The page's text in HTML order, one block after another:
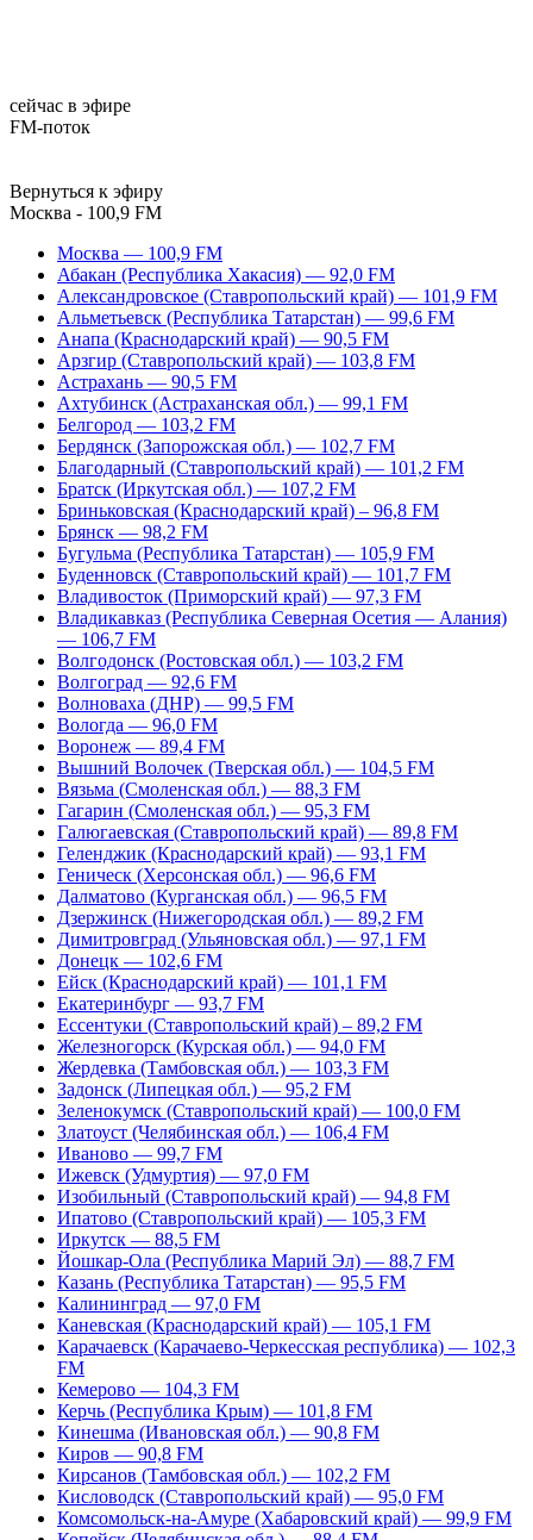
сейчас в эфире
FM-поток
Вернуться к эфиру
Москва - 100,9 FM
Москва — 100,9 FM
Абакан (Республика Хакасия) — 92,0 FM
Александровское (Ставропольский край) — 101,9 FM
Альметьевск (Республика Татарстан) — 99,6 FM
Анапа (Краснодарский край) — 90,5 FM
Арзгир (Ставропольский край) — 103,8 FM
Астрахань — 90,5 FM
Ахтубинск (Астраханская обл.) — 99,1 FM
Белгород — 103,2 FM
Бердянск (Запорожская обл.) — 102,7 FM
Благодарный (Ставропольский край) — 101,2 FM
Братск (Иркутская обл.) — 107,2 FM
Бриньковская (Краснодарский край) – 96,8 FM
Брянск — 98,2 FM
Бугульма (Республика Татарстан) — 105,9 FM
Буденновск (Ставропольский край) — 101,7 FM
Владивосток (Приморский край) — 97,3 FM
Владикавказ (Республика Северная Осетия — Алания)
— 106,7 FM
Волгодонск (Ростовская обл.) — 103,2 FM
Волгоград — 92,6 FM
Волноваха (ДНР) — 99,5 FM
Вологда — 96,0 FM
Воронеж — 89,4 FM
Вышний Волочек (Тверская обл.) — 104,5 FM
Вязьма (Смоленская обл.) — 88,3 FM
Гагарин (Смоленская обл.) — 95,3 FM
Галюгаевская (Ставропольский край) — 89,8 FM
Геленджик (Краснодарский край) — 93,1 FM
Геническ (Херсонская обл.) — 96,6 FM
Далматово (Курганская обл.) — 96,5 FM
Дзержинск (Нижегородская обл.) — 89,2 FM
Димитровград (Ульяновская обл.) — 97,1 FM
Донецк — 102,6 FM
Ейск (Краснодарский край) — 101,1 FM
Екатеринбург — 93,7 FM
Ессентуки (Ставропольский край) – 89,2 FM
Железногорск (Курская обл.) — 94,0 FM
Жердевка (Тамбовская обл.) — 103,3 FM
Задонск (Липецкая обл.) — 95,2 FM
Зеленокумск (Ставропольский край) — 100,0 FM
Златоуст (Челябинская обл.) — 106,4 FM
Иваново — 99,7 FM
Ижевск (Удмуртия) — 97,0 FM
Изобильный (Ставропольский край) — 94,8 FM
Ипатово (Ставропольский край) — 105,3 FM
Иркутск — 88,5 FM
Йошкар-Ола (Республика Марий Эл) — 88,7 FM
Казань (Республика Татарстан) — 95,5 FM
Калининград — 97,0 FM
Каневская (Краснодарский край) — 105,1 FM
Карачаевск (Карачаево-Черкесская республика) — 102,3
FM
Кемерово — 104,3 FM
Керчь (Республика Крым) — 101,8 FM
Кинешма (Ивановская обл.) — 90,8 FM
Киров — 90,8 FM
Кирсанов (Тамбовская обл.) — 102,2 FM
Кисловодск (Ставропольский край) — 95,0 FM
Комсомольск-на-Амуре (Хабаровский край) — 99,9 FM